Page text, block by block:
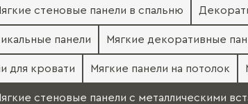
стеновые панели в спальню
панели Мягкие декоративные
для кровати Мягкие панели на потолок
стеновые панели с металлическими